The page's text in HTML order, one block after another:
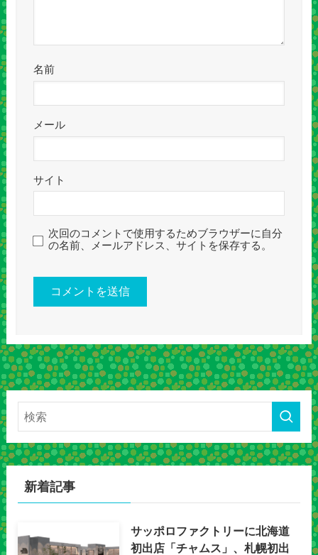
名前
メール
サイト
次回のコメントで使用するためブラウザーに自分
の名前、メールアドレス、サイトを保存する。
新着記事
サッポロファクトリーに北海道
初出店「チャムス」、札幌初出